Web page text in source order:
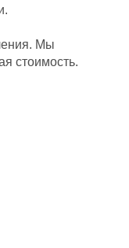
Мы
стоимость.